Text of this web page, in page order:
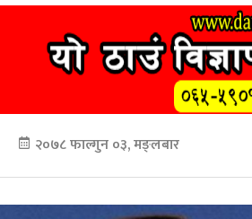
२०७८ फाल्गुन ०३, मङ्लबार